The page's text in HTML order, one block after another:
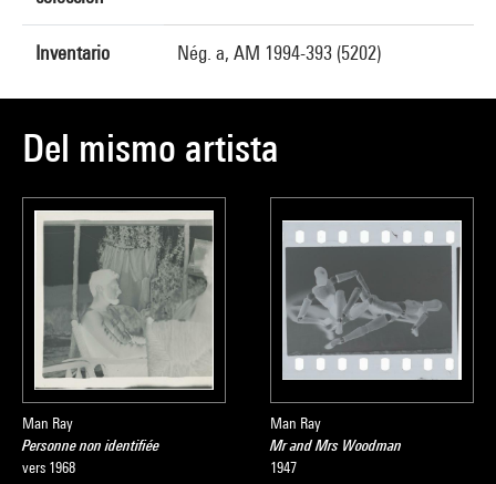
Inventario Nég. a, AM 1994-393 (5202)
Del mismo artista
Man Ray
Personne non identifiée
vers 1968
Man Ray
Mr and Mrs Woodman
1947